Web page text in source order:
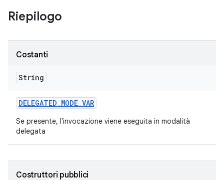
Riepilogo
Costanti
String
DELEGATED_MODE_VAR
Se presente, l'invocazione viene eseguita in modalità
delegata
Costruttori pubblici